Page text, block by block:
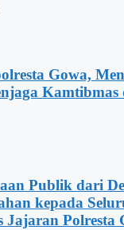
Gowa,
Kamtibmas
Publik dari
kepada
Polresta